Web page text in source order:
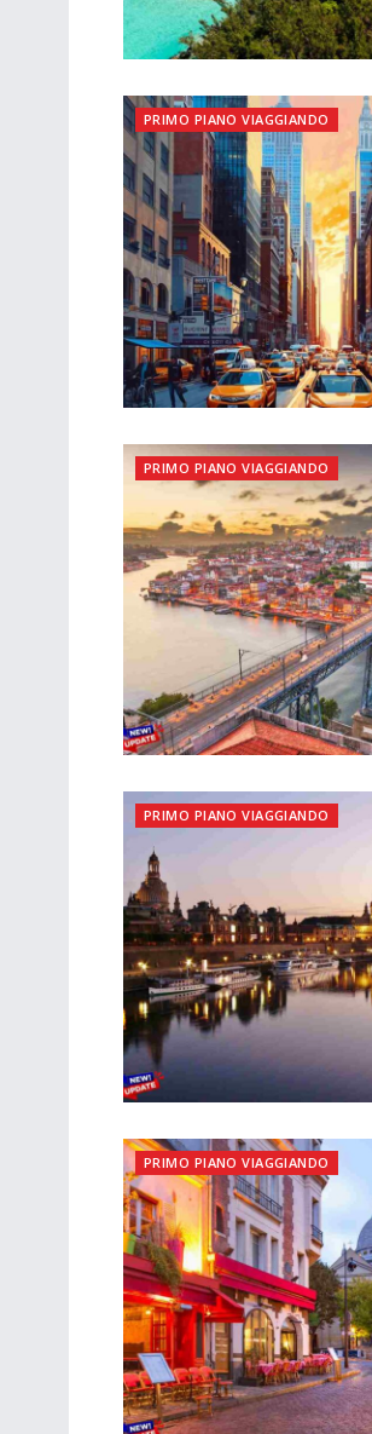
PRIMO PIANO VIAGGIANDO
PRIMO PIANO VIAGGIANDO
PRIMO PIANO VIAGGIANDO
PRIMO PIANO VIAGGIANDO